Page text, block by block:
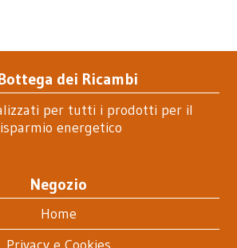
dei Ricambi
per tutti i prodotti per il
energetico
Negozio
Home